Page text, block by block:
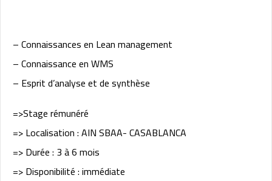
– Connaissances en Lean management
– Connaissance en WMS
– Esprit d’analyse et de synthèse
=>Stage rémunéré
=> Localisation : AIN SBAA- CASABLANCA
=> Durée : 3 à 6 mois
=> Disponibilité : immédiate